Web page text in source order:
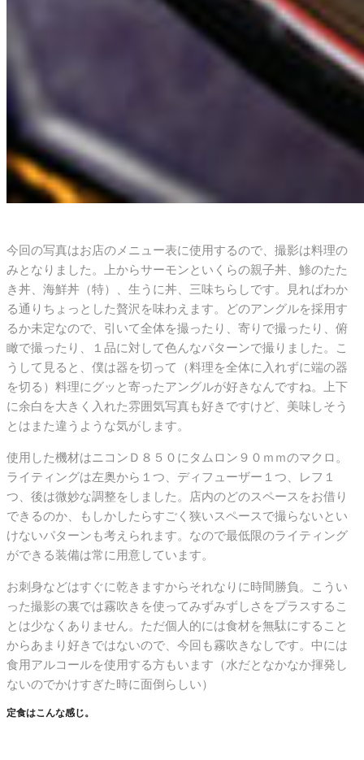
今回の写真はお店のメニュー表に使用するので、撮影は料理の
みとなりました。上からサーモンといくらの親子丼、鯵のたた
き丼、海鮮丼（特）、生うに丼、三味ちらしです。見ればわか
る通りちょっとした贅沢を味わえます。どのアングルを採用す
るか未定なので、引いて全体を撮ったり、寄りで撮ったり、俯
瞰で撮ったり、１品に対して色んなパターンで撮りました。こ
うして見ると、僕は器を切って（料理を全体に入れずに端の器
を切る）料理にグッと寄ったアングルが好きなんですね。上下
に余白を大きく入れた雰囲気写真も好きですけど、美味しそう
とはまた違うような気がします。
使用した機材はニコンＤ８５０にタムロン９０ｍｍのマクロ。
ライティングは左奥から１つ、ディフューザー１つ、レフ１
つ、後は微妙な調整をしました。店内のどのスペースをお借り
できるのか、もしかしたらすごく狭いスペースで撮らないとい
けないパターンも考えられます。なので最低限のライティング
ができる装備は常に用意しています。
お刺身などはすぐに乾きますからそれなりに時間勝負。こうい
った撮影の裏では霧吹きを使ってみずみずしさをプラスするこ
とは少なくありません。ただ個人的には食材を無駄にすること
からあまり好きではないので、今回も霧吹きなしです。中には
食用アルコールを使用する方もいます（水だとなかなか揮発し
ないのでかけすぎた時に面倒らしい）
定食はこんな感じ。